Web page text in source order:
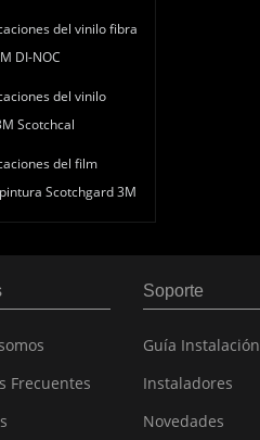
del vinilo fibra
DI-NOC
del vinilo
Scotchcal
del film
Scotchgard 3M
Frecuentes
Soporte
Guía Instalación
Instaladores
Novedades